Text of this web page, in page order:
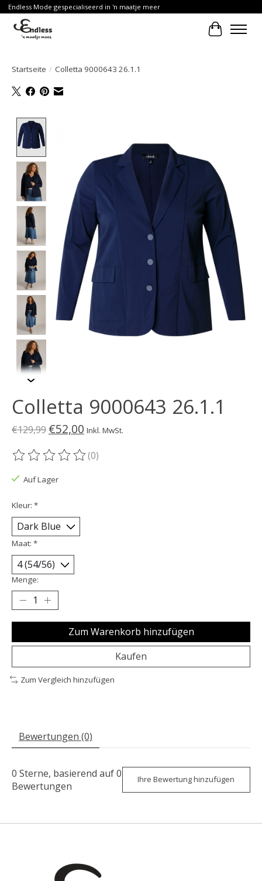
Endless Mode gespecialiseerd in 'n maatje meer
Ihr
Startseite / Colletta 9000643 26.1.1
Colletta 9000643 26.1.1
€129,99 €52,00 Inkl. MwSt.
Die Bewertung dieses Produkts ist
(0)
Auf Lager
Kleur: *
Maat: *
Menge:
Zum Warenkorb hinzufügen
Kaufen
Zum Vergleich hinzufügen
Bewertungen (0)
0 Sterne, basierend auf0
Bewertungen
Ihre Bewertung hinzufügen